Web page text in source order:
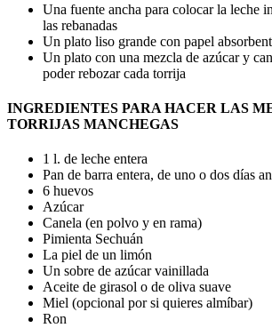
Una fuente ancha para colocar la leche
las rebanadas
Un plato liso grande con papel
Un plato con una mezcla de azúcar y
poder rebozar cada torrija
INGREDIENTES PARA HACER LAS
TORRIJAS MANCHEGAS
1 l. de leche entera
Pan de barra entera, de uno o dos días
6 huevos
Azúcar
Canela (en polvo y en rama)
Pimienta Sechuán
La piel de un limón
Un sobre de azúcar vainillada
Aceite de girasol o de oliva suave
Miel (opcional por si quieres almíbar)
Ron